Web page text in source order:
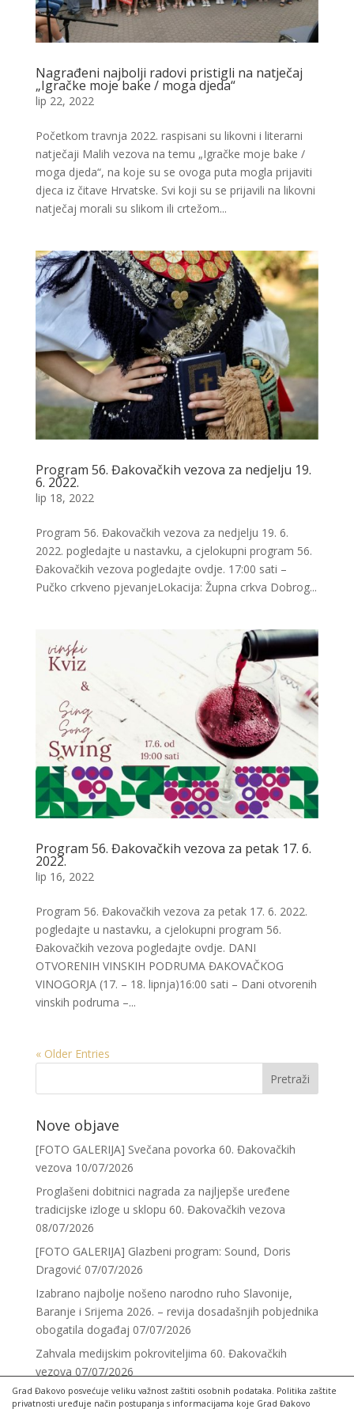
Grad Đakovo posvećuje veliku važnost zaštiti osobnih podataka. Politika zaštite
privatnosti uređuje način postupanja s informacijama koje Grad Đakovo
Nagrađeni najbolji radovi pristigli na natječaj
„Igračke moje bake / moga djeda“
lip 22, 2022
Početkom travnja 2022. raspisani su likovni i literarni
natječaji Malih vezova na temu „Igračke moje bake /
moga djeda“, na koje su se ovoga puta mogla prijaviti
djeca iz čitave Hrvatske. Svi koji su se prijavili na likovni
natječaj morali su slikom ili crtežom...
Program 56. Đakovačkih vezova za nedjelju 19.
6. 2022.
lip 18, 2022
Program 56. Đakovačkih vezova za nedjelju 19. 6.
2022. pogledajte u nastavku, a cjelokupni program 56.
Đakovačkih vezova pogledajte ovdje. 17:00 sati –
Pučko crkveno pjevanjeLokacija: Župna crkva Dobrog...
Program 56. Đakovačkih vezova za petak 17. 6.
2022.
lip 16, 2022
Program 56. Đakovačkih vezova za petak 17. 6. 2022.
pogledajte u nastavku, a cjelokupni program 56.
Đakovačkih vezova pogledajte ovdje. DANI
OTVORENIH VINSKIH PODRUMA ĐAKOVAČKOG
VINOGORJA (17. – 18. lipnja)16:00 sati – Dani otvorenih
vinskih podruma –...
« Older Entries
Nove objave
[FOTO GALERIJA] Svečana povorka 60. Đakovačkih
vezova 10/07/2026
Proglašeni dobitnici nagrada za najljepše uređene
tradicijske izloge u sklopu 60. Đakovačkih vezova
08/07/2026
[FOTO GALERIJA] Glazbeni program: Sound, Doris
Dragović 07/07/2026
Izabrano najbolje nošeno narodno ruho Slavonije,
Baranje i Srijema 2026. – revija dosadašnjih pobjednika
obogatila događaj 07/07/2026
Zahvala medijskim pokroviteljima 60. Đakovačkih
vezova 07/07/2026